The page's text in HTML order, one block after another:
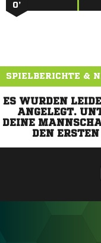
0’
SPIELBERICHTE &
ES WURDEN
ANGELEGT.
DEINE
DEN